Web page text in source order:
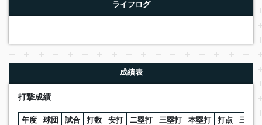
ライフログ
成績表
打撃成績
年度 球団 試合 打数 安打 二塁打 三塁打 本塁打 打点 三振